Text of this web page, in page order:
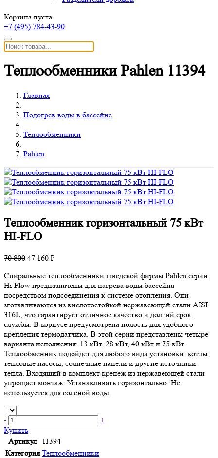
Корзина пуста
+7 (495) 784-43-90
Теплообменники Pahlen 11394
Главная
Подогрев воды в бассейне
Теплообменники
Pahlen
Теплообменник горизонтальный 75 кВт
HI-FLO
70 800 47 160 ₽
Спиральные теплообменники шведской фирмы Pahlen серии
Hi-Flow предназначены для нагрева воды бассейна
посредством подсоединения к системе отопления. Они
зготавливаются из кислотостойкой нержавеющей стали AISI
316L, что гарантирует отличное качество и долгий срок
службы. В корпусе предусмотрена полость для удобного
крепления термодатчика. В этой серии представлены четыре
варианта исполнения: 13 кВт, 28 кВт, 40 кВт и 75 кВт.
Теплообменник подойдёт для любого вида установки: котлы,
тепловые насосы, солнечные панели и другие источники
тепла. Входящий в комплект крепеж из нержавеющей стали
упрощает монтаж. Устанавливать горизонтально. Не
используется для соленой воды.
-
+
Купить
Артикул
11394
Категория Теплообменники